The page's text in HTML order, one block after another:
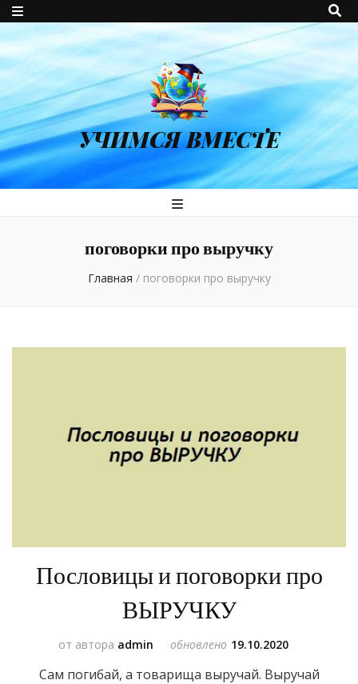
УЧИМСЯ ВМЕСТЕ
поговорки про выручку
Главная / поговорки про выручку
Пословицы и поговорки про
ВЫРУЧКУ
от автора admin обновлено 19.10.2020
Сам погибай, а товарища выручай. Выручай